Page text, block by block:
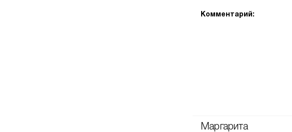
Комментарий:
Маргарита